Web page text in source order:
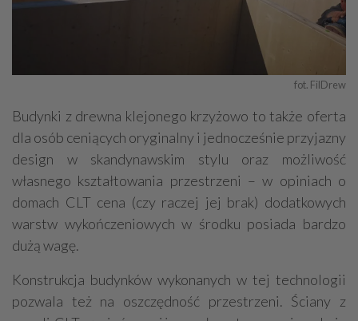
fot. FilDrew
Budynki z drewna klejonego krzyżowo to także oferta
dla osób ceniących oryginalny i jednocześnie przyjazny
design w skandynawskim stylu oraz możliwość
własnego kształtowania przestrzeni – w opiniach o
domach CLT cena (czy raczej jej brak) dodatkowych
warstw wykończeniowych w środku posiada bardzo
dużą wagę.
Konstrukcja budynków wykonanych w tej technologii
pozwala też na oszczędność przestrzeni. Ściany z